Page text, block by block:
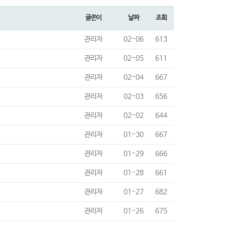
글쓴이 날짜 조회
관리자 02-06 613
관리자 02-05 611
관리자 02-04 667
관리자 02-03 656
관리자 02-02 644
관리자 01-30 667
관리자 01-29 666
관리자 01-28 661
관리자 01-27 682
관리자 01-26 675